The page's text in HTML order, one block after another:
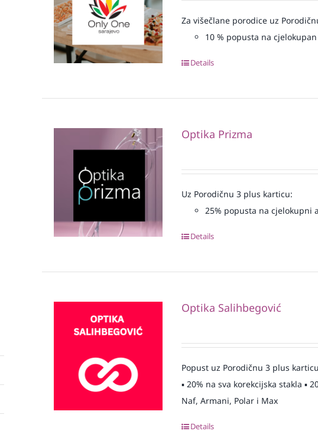
Za višečlane porodice uz
10 % popusta na
Details
Optika Prizma
Uz Porodičnu 3 plus karticu:
25% popusta na cjelokupni
Details
Optika Salihbegović
Popust uz Porodičnu 3 plus
▪️ 20% na sva korekcijska stakla ▪️
Naf, Armani, Polar i Max
Details